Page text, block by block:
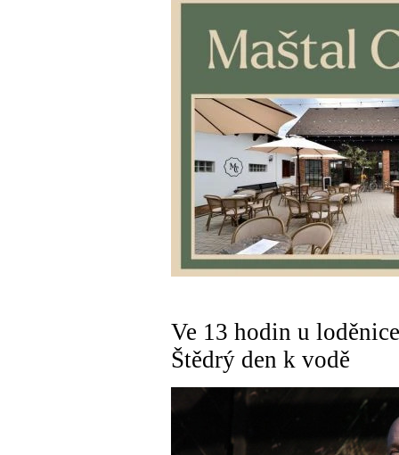
Ve 13 hodin u
Štědrý den k vodě